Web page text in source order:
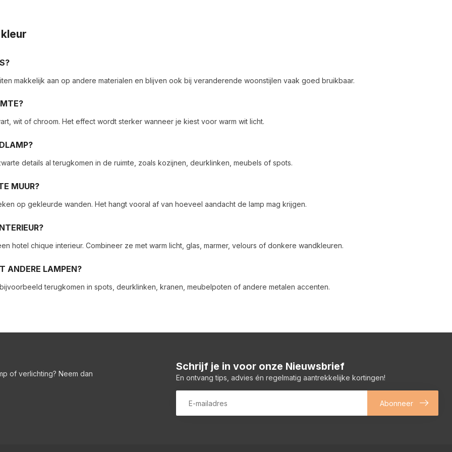
makkelijk aan op andere materialen en blijven ook bij veranderende woonstijlen vaak goed bruikbaar.
wit of chroom. Het effect wordt sterker wanneer je kiest voor warm wit licht.
details al terugkomen in de ruimte, zoals kozijnen, deurklinken, meubels of spots.
MUUR?
op gekleurde wanden. Het hangt vooral af van hoeveel aandacht de lamp mag krijgen.
hotel chique interieur. Combineer ze met warm licht, glas, marmer, velours of donkere wandkleuren.
ANDERE LAMPEN?
terugkomen in spots, deurklinken, kranen, meubelpoten of andere metalen accenten.
of verlichting? Neem dan
Schrijf je in voor onze Nieuwsbrief
En ontvang tips, advies én regelmatig aantrekkelijke kortingen!
Abonneer